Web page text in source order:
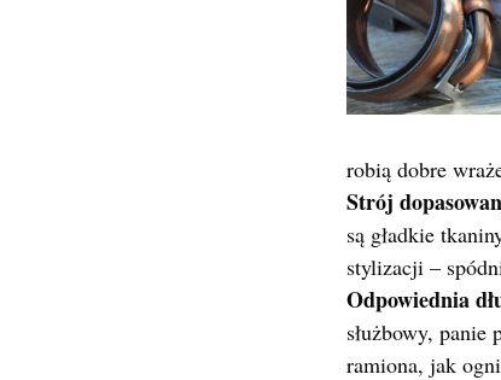
robią dobre
Strój
są gładkie
stylizacji –
Odpowiednia
służbowy,
ramiona, jak